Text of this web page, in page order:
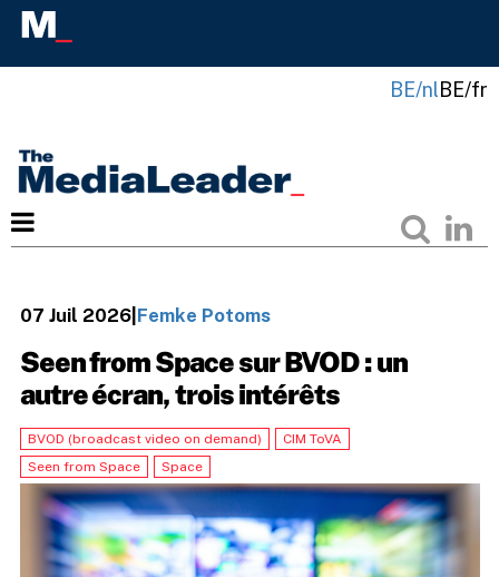
BE/nlBE/fr
07 Juil 2026| Femke Potoms
Seen from Space sur BVOD : un
autre écran, trois intérêts
BVOD (broadcast video on demand)
CIM ToVA
Seen from Space
Space